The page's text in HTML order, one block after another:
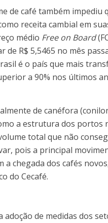
de café também impediu
receita cambial em
médio Free on Board
de R$ 5,5465 no mês
é o país que mais
a 90% nos últimos
de canéfora
a estrutura dos
total que não
pois a principal
chegada dos cafés
do Cecafé.
adoção de medidas dos